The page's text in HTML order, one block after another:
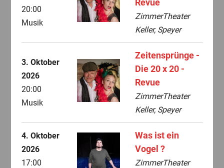
20:00
Musik
Revue
ZimmerTheater
Keller, Speyer
3. Oktober
2026
20:00
Musik
Zeitensprünge -
Die 20 x 20 -
Revue
ZimmerTheater
Keller, Speyer
4. Oktober
2026
17:00
Was ist ein
Vogel ?
ZimmerTheater